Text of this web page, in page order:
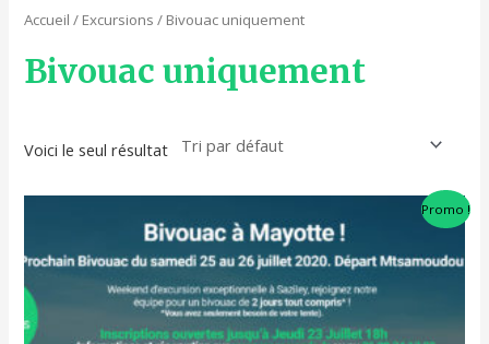
Accueil / Excursions / Bivouac uniquement
Bivouac uniquement
Voici le seul résultat
Promo !
de
prix :
€25.00
€120.00
produit
a
plusieurs
variations.